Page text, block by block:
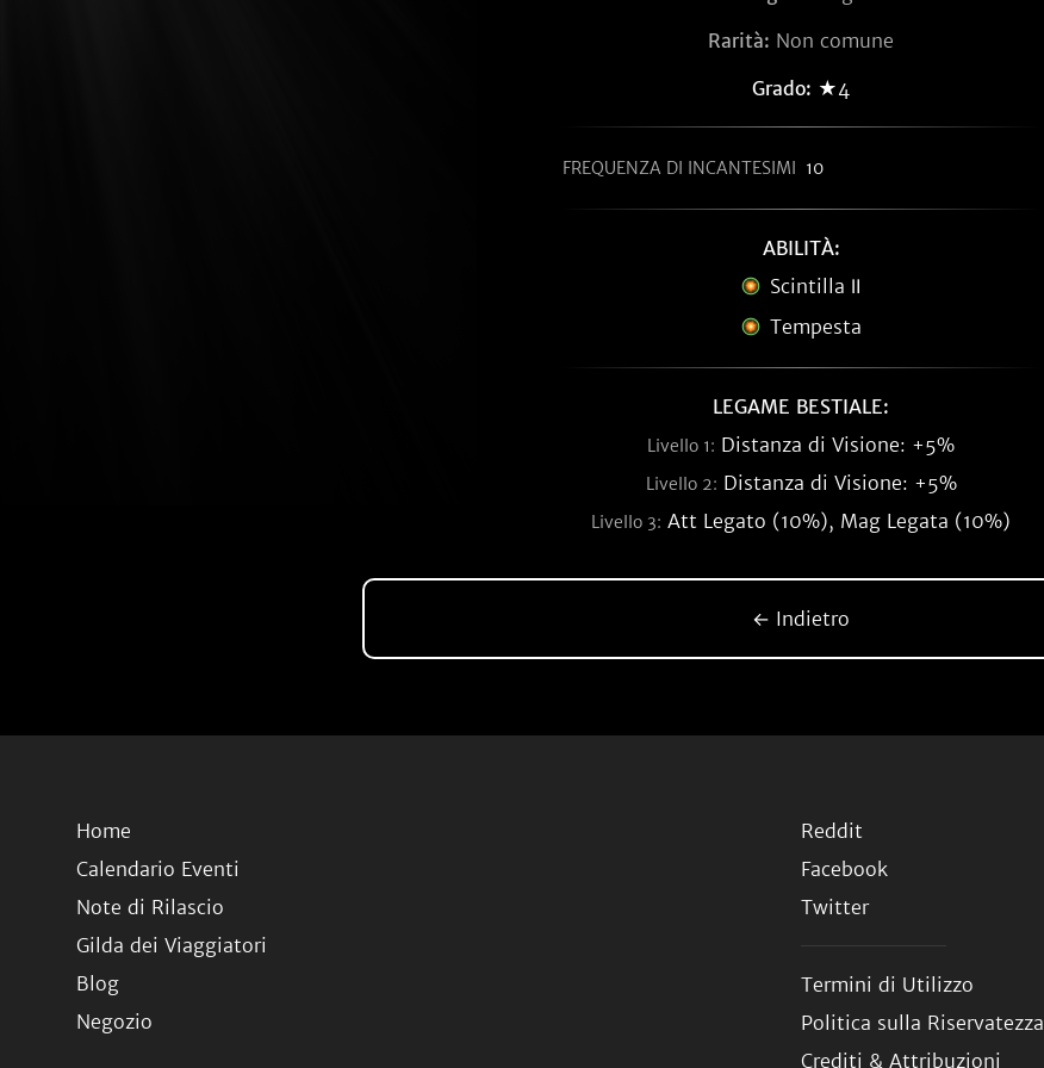
Rarità: Non comune
Grado: ★4
FREQUENZA DI INCANTESIMI 10
ABILITÀ:
Scintilla Ⅱ
Tempesta
LEGAME BESTIALE:
Livello 1: Distanza di Visione: +5%
Livello 2: Distanza di Visione: +5%
Livello 3: Att Legato (10%), Mag Legata (10%)
← Indietro
Home
Calendario Eventi
Note di Rilascio
Gilda dei Viaggiatori
Blog
Negozio
Reddit
Facebook
Twitter
Termini di Utilizzo
Politica sulla Riservatezza
Crediti & Attribuzioni